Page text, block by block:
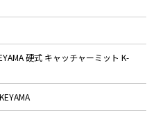
硬式 キャッチャーミット K-